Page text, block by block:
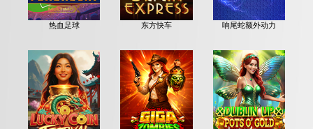
热血足球 东方快车 响尾蛇额外动力